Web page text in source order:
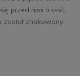
przed nimi bronić,
zhakowany.